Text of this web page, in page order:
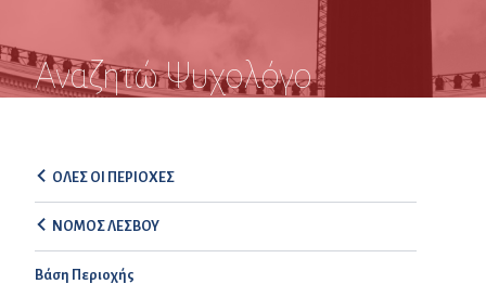
Αναζητώ Ψυχολόγο
ΟΛΕΣ ΟΙ ΠΕΡΙΟΧΕΣ
ΝΟΜΟΣ ΛΕΣΒΟΥ
Βάση Περιοχής